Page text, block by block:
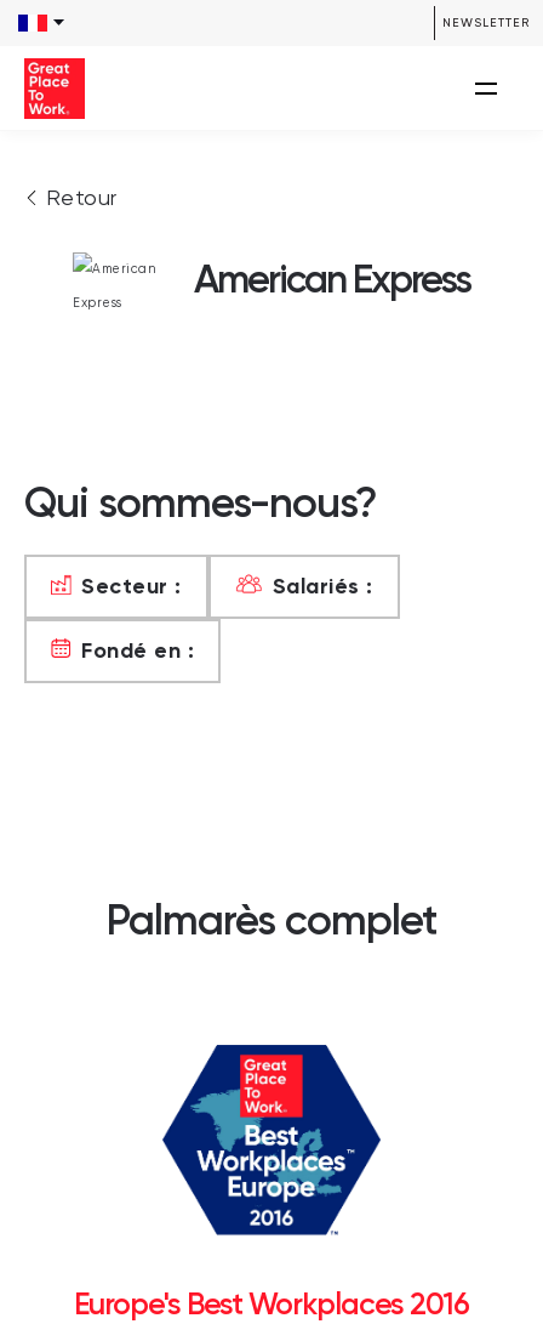
NEWSLETTER
Retour
American Express
Qui sommes-nous?
Secteur : Salariés :
Fondé en :
Palmarès complet
Europe's Best Workplaces 2016